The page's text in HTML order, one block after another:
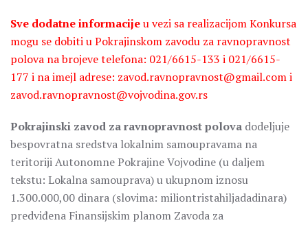
Sve dodatne informacijeu vezi sa realizacijom Konkursa
mogu se dobiti u Pokrajinskom zavodu za ravnopravnost
polova na brojeve telefona: 021/6615-133 i 021/6615-
177 i na imejl adrese: zavod.ravnopravnost@gmail.com i
zavod.ravnopravnost@vojvodina.gov.rs
Pokrajinski zavod za ravnopravnost polova dodeljuje
bespovratna sredstva lokalnim samoupravama na
teritoriji Autonomne Pokrajine Vojvodine (u daljem
tekstu: Lokalna samouprava) u ukupnom iznosu
1.300.000,00 dinara (slovima: miliontristahiljadadinara)
predviđena Finansijskim planom Zavoda za